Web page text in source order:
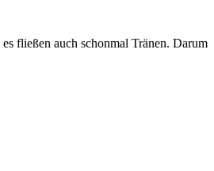
fließen auch schonmal Tränen. Darum